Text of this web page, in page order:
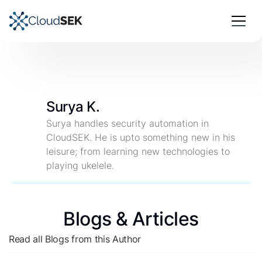
Surya K.
Surya handles security automation in
CloudSEK. He is upto something new in his
leisure; from learning new technologies to
playing ukelele.
Blogs & Articles
Read all Blogs from this Author